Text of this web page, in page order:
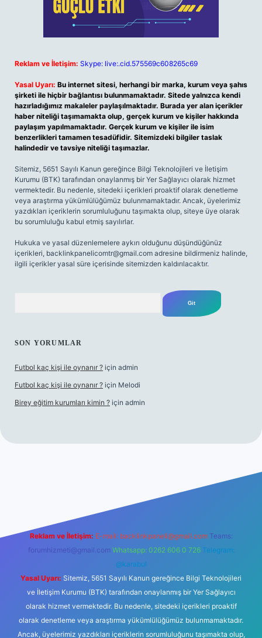
Reklam ve İletişim: Skype: live:.cid.575569c608265c69
Yasal Uyarı: Bu internet sitesi, herhangi bir marka, kurum veya şahıs
şirketi ile hiçbir bağlantısı bulunmamaktadır. Sitede yalnızca kendi
hazırladığımız makaleler paylaşılmaktadır. Burada yer alan içerikler
haber niteliği taşımamakta olup, gerçek kurum ve kişiler hakkında
paylaşım yapılmamaktadır. Gerçek kurum ve kişiler ile isim
benzerlikleri tamamen tesadüfidir. Sitemizdeki bilgiler taslak
halindedir ve tavsiye niteliği taşımazlar.
Sitemiz, 5651 Sayılı Kanun gereğince Bilgi Teknolojileri ve İletişim
Kurumu (BTK) tarafından onaylanmış bir Yer Sağlayıcı olarak hizmet
vermektedir. Bu nedenle, sitedeki içerikleri proaktif olarak denetleme
veya araştırma yükümlülüğümüz bulunmamaktadır. Ancak, üyelerimiz
yazdıkları içeriklerin sorumluluğunu taşımakta olup, siteye üye olarak
bu sorumluluğu kabul etmiş sayılırlar.
Hukuka ve yasal düzenlemelere aykırı olduğunu düşündüğünüz
içerikleri, backlinkpanelicomtr@gmail.com adresine bildirmeniz halinde,
ilgili içerikler yasal süre içerisinde sitemizden kaldırılacaktır.
SON YORUMLAR
Futbol kaç kişi ile oynanır ? için admin
Futbol kaç kişi ile oynanır ? için Melodi
Birey eğitim kurumları kimin ? için admin
Reklam ve İletişim: E-mail: backlinkpaneli@gmail.com Teams:
forumhizmeti@gmail.com Whatsapp: 0262 606 0 726 Telegram:
@karabul
Yasal Uyarı: Sitemiz, 5651 Sayılı Kanun gereğince Bilgi Teknolojileri
ve İletişim Kurumu (BTK) tarafından onaylanmış bir Yer Sağlayıcı
olarak hizmet vermektedir. Bu nedenle, sitedeki içerikleri proaktif
olarak denetleme veya araştırma yükümlülüğümüz bulunmamaktadır.
Ancak, üyelerimiz yazdıkları içeriklerin sorumluluğunu taşımakta olup,